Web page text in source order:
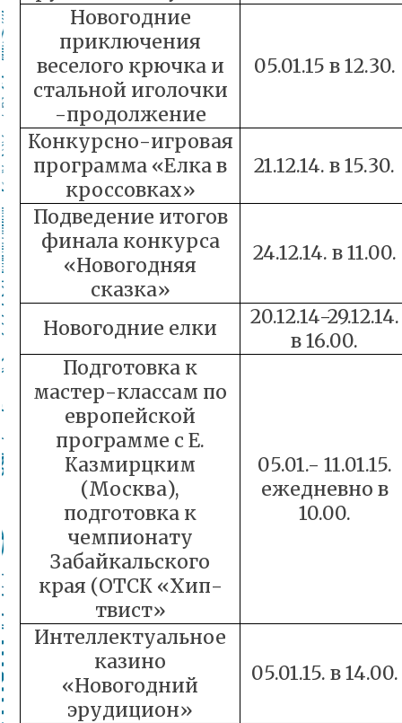
Новогодние
приключения
веселого крючка и
стальной иголочки
-продолжение
05.01.15 в 12.30.
Конкурсно-игровая
программа «Елка в
кроссовках»
21.12.14. в 15.30.
Подведение итогов
финала конкурса
«Новогодняя
сказка»
24.12.14. в 11.00.
Новогодние елки
20.12.14-29.12.14.
в 16.00.
Подготовка к
мастер-классам по
европейской
программе с Е.
Казмирцким
(Москва),
подготовка к
чемпионату
Забайкальского
края (ОТСК «Хип-
твист»
05.01.- 11.01.15.
ежедневно в
10.00.
Интеллектуальное
казино
«Новогодний
эрудицион»
05.01.15. в 14.00.